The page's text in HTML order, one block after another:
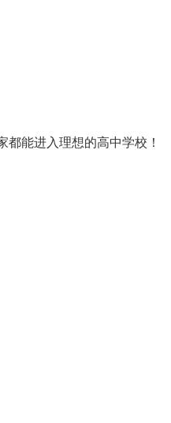
能进入理想的高中学校！